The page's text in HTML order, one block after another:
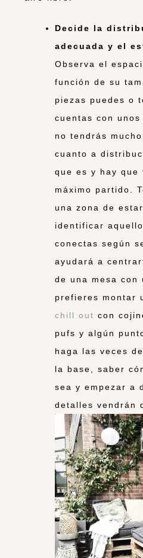
Decide la
adecuada y el
Observa el
función de su
piezas puedes o
cuentas con unos
no tendrás
cuanto a
que es y hay que
máximo partido.
una zona de
identificar
conectas según
ayudará a
de una mesa
prefieres montar
chill out con
pufs y algún
haga las veces
la base, saber
sea y empezar a
detalles vendrán